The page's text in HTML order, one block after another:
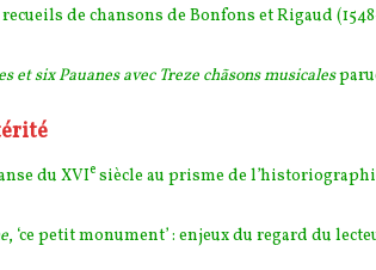
de chansons de Bonfons et Rigaud
et six Pauanes avec Treze chãsons musicales
du XVIesiècle au prisme de
, ‘ce petit monument’ : enjeux du regard du